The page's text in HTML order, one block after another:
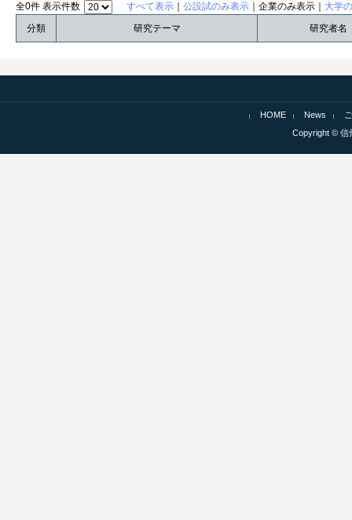
全0件 表示件数 すべて表示 公設試のみ表示 ｜企業のみ表示｜ 大学
分類
研究テーマ 研究者名
HOME News
Copyright © 信